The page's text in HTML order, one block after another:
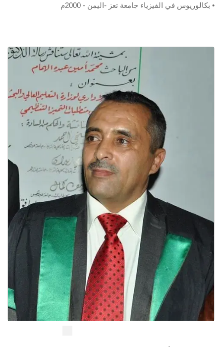
• بكالوريوس في الفيزياء جامعة تعز -اليمن - 2000م